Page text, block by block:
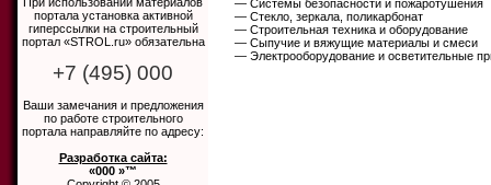
— Системы безопасности и пожаротушения
— Стекло, зеркала, поликарбонат
— Строительная техника и оборудование
— Сыпучие и вяжущие материалы и смеси
— Электрооборудование и осветительные
портала установка активной
гиперссылки на строительный
портал «STROL.ru» обязательна
+7 (495) 000
Ваши замечания и предложения
по работе строительного
портала направляйте по адресу:
Разработка сайта:
«000 »™